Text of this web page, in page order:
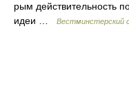
рым действительность
идеи …
Вестминстерский